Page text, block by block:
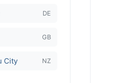
DE
GB
City NZ